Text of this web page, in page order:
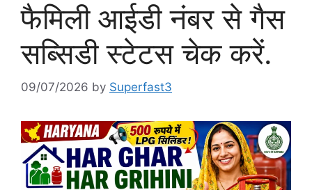
फैमिली आईडी नंबर से गैस
सब्सिडी स्टेटस चेक करें.
09/07/2026 by Superfast3